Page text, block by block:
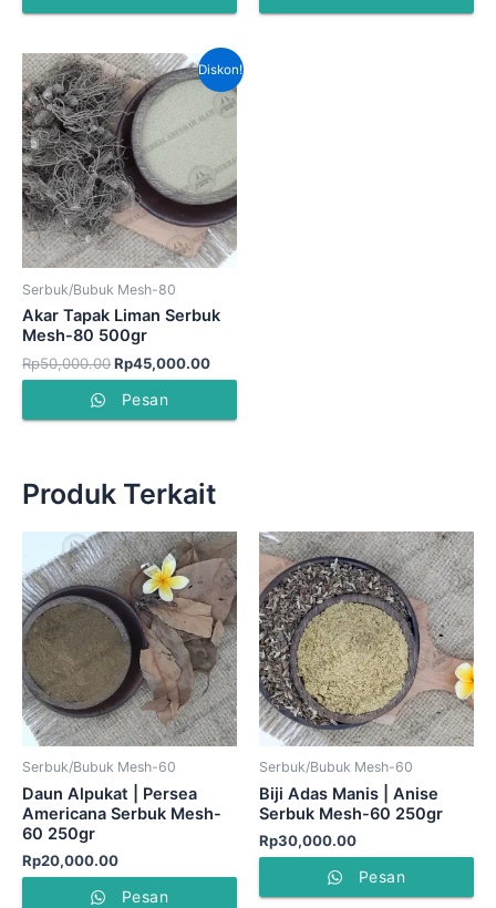
Diskon!
Serbuk/Bubuk Mesh-80
Akar Tapak Liman Serbuk
Mesh-80 500gr
Rp50,000.00
Harga
aslinya
adalah:
Rp50,000.00.
Rp45,000.00
Harga
saat
ini
adalah:
Pesan
Produk Terkait
Serbuk/Bubuk Mesh-60
Daun Alpukat | Persea
Americana Serbuk Mesh-
60 250gr
Rp20,000.00
Pesan
Serbuk/Bubuk Mesh-60
Biji Adas Manis | Anise
Serbuk Mesh-60 250gr
Rp30,000.00
Pesan